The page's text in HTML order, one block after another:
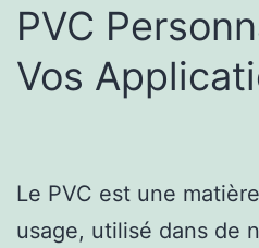
PVC
Vos
Le PVC est une
usage, utilisé dans de